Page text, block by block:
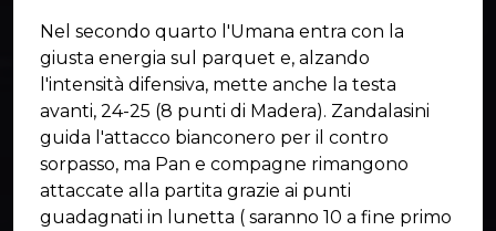
Nel secondo quarto l'Umana entra con la
giusta energia sul parquet e, alzando
l'intensità difensiva, mette anche la testa
avanti, 24-25 (8 punti di Madera). Zandalasini
guida l'attacco bianconero per il contro
sorpasso, ma Pan e compagne rimangono
attaccate alla partita grazie ai punti
guadagnati in lunetta ( saranno 10 a fine primo